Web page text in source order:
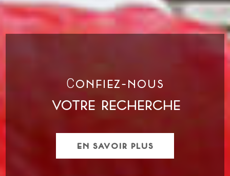
CONFIEZ-NOUS
VOTRE RECHERCHE
EN SAVOIR PLUS